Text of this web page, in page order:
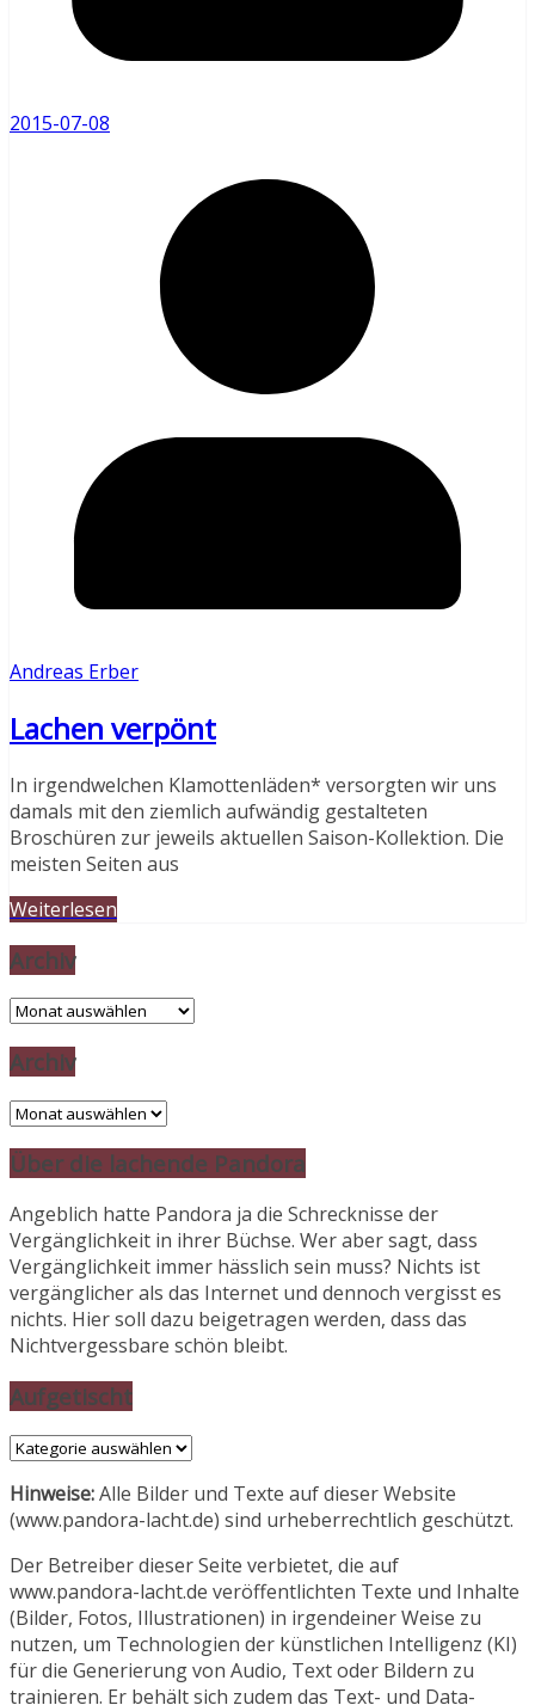
2015-07-08
Andreas Erber
Lachen verpönt
In irgendwelchen Klamottenläden* versorgten wir uns
damals mit den ziemlich aufwändig gestalteten
Broschüren zur jeweils aktuellen Saison-Kollektion. Die
meisten Seiten aus
Weiterlesen
Archiv
Archiv
Archiv
Archiv
Über die lachende Pandora
Angeblich hatte Pandora ja die Schrecknisse der
Vergänglichkeit in ihrer Büchse. Wer aber sagt, dass
Vergänglichkeit immer hässlich sein muss? Nichts ist
vergänglicher als das Internet und dennoch vergisst es
nichts. Hier soll dazu beigetragen werden, dass das
Nichtvergessbare schön bleibt.
Aufgetischt
Aufgetischt
Hinweise:Alle Bilder und Texte auf dieser Website
(www.pandora-lacht.de) sind urheberrechtlich geschützt.
Der Betreiber dieser Seite verbietet, die auf
www.pandora-lacht.de veröffentlichten Texte und Inhalte
(Bilder, Fotos, Illustrationen) in irgendeiner Weise zu
nutzen, um Technologien der künstlichen Intelligenz (KI)
für die Generierung von Audio, Text oder Bildern zu
trainieren. Er behält sich zudem das Text- und Data-